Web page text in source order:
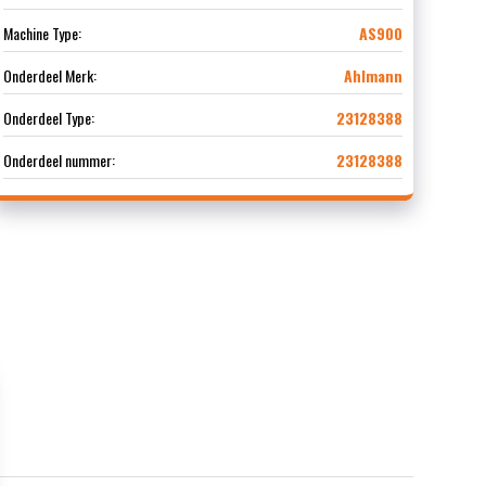
Machine Type:
AS900
Onderdeel Merk:
Ahlmann
Onderdeel Type:
23128388
Onderdeel nummer:
23128388